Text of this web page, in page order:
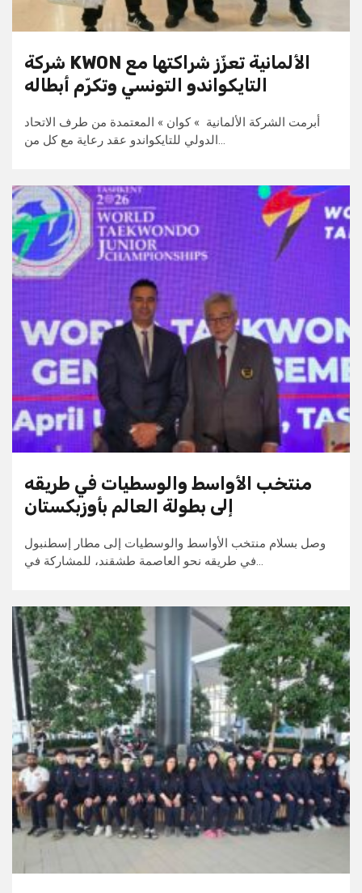
شركة KWON الألمانية تعزّز شراكتها مع
التايكواندو التونسي وتكرّم أبطاله
أبرمت الشركة الألمانية » كوان » المعتمدة من طرف الاتحاد
الدولي للتايكواندو عقد رعاية مع كل من…
منتخب الأواسط والوسطيات في طريقه
إلى بطولة العالم بأوزبكستان
وصل بسلام منتخب الأواسط والوسطيات إلى مطار إسطنبول
في طريقه نحو العاصمة طشقند، للمشاركة في…